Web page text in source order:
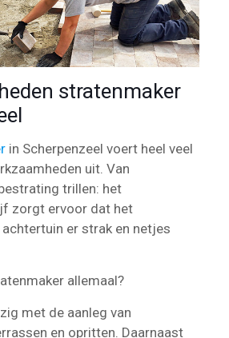
stratenmaker
in Scherpenzeel voert heel veel
uit. Van
trillen: het
zorgt ervoor dat het
er strak en netjes
allemaal?
met de aanleg van
en opritten. Daarnaast